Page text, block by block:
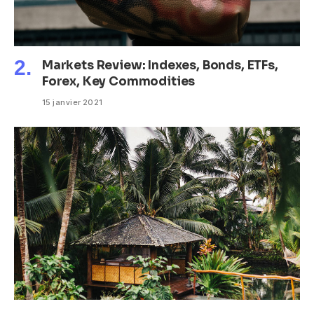
Markets Review: Indexes, Bonds, ETFs,
Forex, Key Commodities
15 janvier 2021